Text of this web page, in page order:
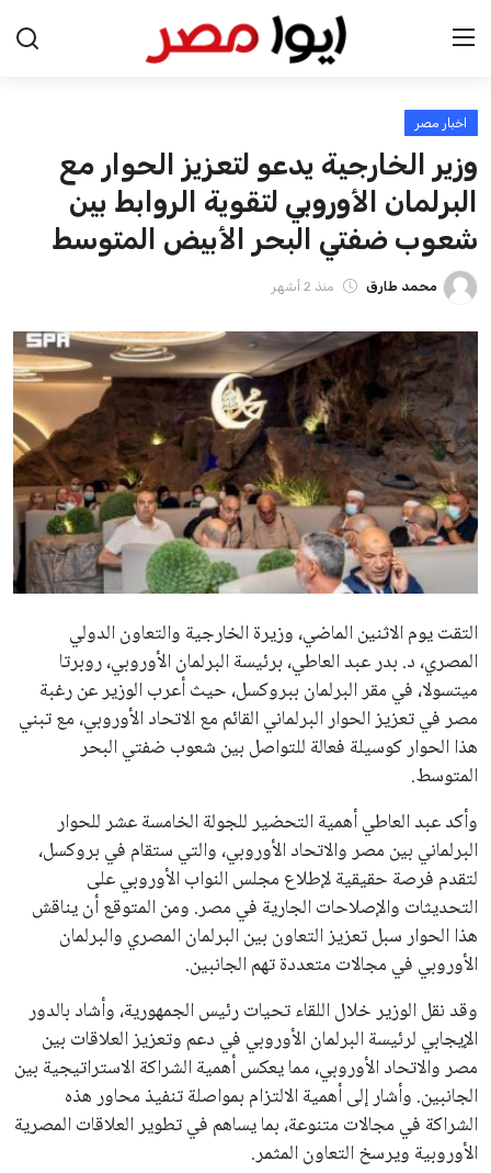
الرئيسية
اخبار مصر
عرب وعالم
اقتصاد
اخبار الرياضة
منوعات
فن وثقافة
علوم وتكنولوجيا
المرأة والجمال
حوادث
محافظات
اخبار مصر
وزير الخارجية يدعو لتعزيز الحوار مع
البرلمان الأوروبي لتقوية الروابط بين
شعوب ضفتي البحر الأبيض المتوسط
محمد طارق منذ 2 أشهر
التقت يوم الاثنين الماضي، وزيرة الخارجية والتعاون الدولي
المصري، د. بدر عبد العاطي، برئيسة البرلمان الأوروبي، روبرتا
ميتسولا، في مقر البرلمان ببروكسل، حيث أعرب الوزير عن رغبة
مصر في تعزيز الحوار البرلماني القائم مع الاتحاد الأوروبي، مع تبني
هذا الحوار كوسيلة فعالة للتواصل بين شعوب ضفتي البحر
المتوسط.
وأكد عبد العاطي أهمية التحضير للجولة الخامسة عشر للحوار
البرلماني بين مصر والاتحاد الأوروبي، والتي ستقام في بروكسل،
لتقدم فرصة حقيقية لإطلاع مجلس النواب الأوروبي على
التحديثات والإصلاحات الجارية في مصر. ومن المتوقع أن يناقش
هذا الحوار سبل تعزيز التعاون بين البرلمان المصري والبرلمان
الأوروبي في مجالات متعددة تهم الجانبين.
وقد نقل الوزير خلال اللقاء تحيات رئيس الجمهورية، وأشاد بالدور
الإيجابي لرئيسة البرلمان الأوروبي في دعم وتعزيز العلاقات بين
مصر والاتحاد الأوروبي، مما يعكس أهمية الشراكة الاستراتيجية بين
الجانبين. وأشار إلى أهمية الالتزام بمواصلة تنفيذ محاور هذه
الشراكة في مجالات متنوعة، بما يساهم في تطوير العلاقات المصرية
الأوروبية ويرسخ التعاون المثمر.